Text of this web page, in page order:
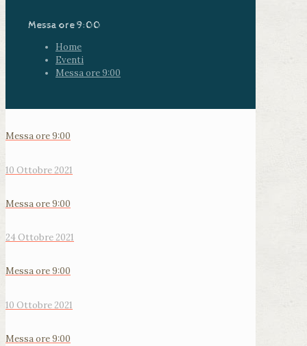
Messa ore 9:00
Home
Eventi
Messa ore 9:00
Messa ore 9:00
10 Ottobre 2021
Messa ore 9:00
24 Ottobre 2021
Messa ore 9:00
10 Ottobre 2021
Messa ore 9:00